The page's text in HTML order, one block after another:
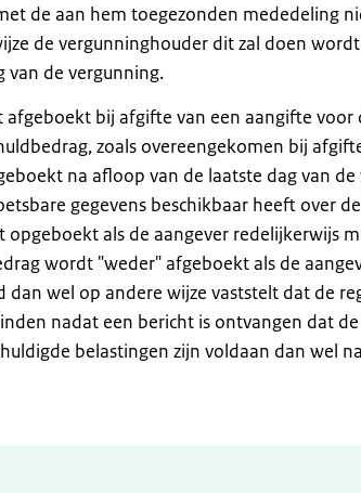
de aan hem toegezonden mededeling
de vergunninghouder dit zal doen
van de vergunning.
bij afgifte van een aangifte voor
zoals overeengekomen bij
na afloop van de laatste dag van
gegevens beschikbaar heeft over
als de aangever redelijkerwijs
wordt "weder" afgeboekt als de
dan wel op andere wijze vaststelt dat de
nadat een bericht is ontvangen dat
belastingen zijn voldaan dan wel